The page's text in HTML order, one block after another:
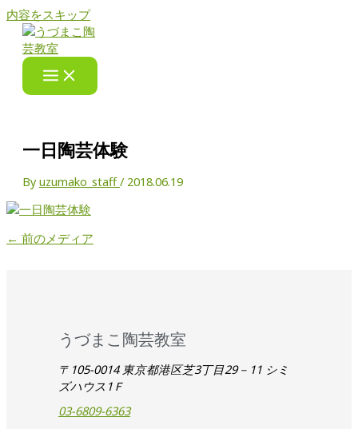
内容をスキップ
一日陶芸体験
Byuzumako_staff/ 2018.06.19
← 前のメディア
うづまこ陶芸教室
〒105-0014 東京都港区芝3丁目29－11 シミ
ズハウス1Ｆ
03-6809-6363